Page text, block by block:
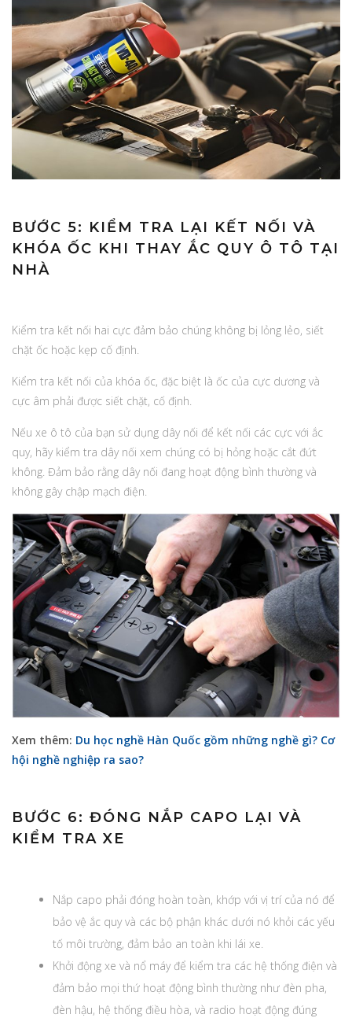
BƯỚC 5: KIỂM TRA LẠI KẾT NỐI VÀ
KHÓA ỐC KHI THAY ẮC QUY Ô TÔ TẠI
NHÀ
Kiểm tra kết nối hai cực đảm bảo chúng không bị lỏng lẻo, siết
chặt ốc hoặc kẹp cố định.
Kiểm tra kết nối của khóa ốc, đặc biệt là ốc của cực dương và
cực âm phải được siết chặt, cố định.
Nếu xe ô tô của bạn sử dụng dây nối để kết nối các cực với ắc
quy, hãy kiểm tra dây nối xem chúng có bị hỏng hoặc cắt đứt
không. Đảm bảo rằng dây nối đang hoạt động bình thường và
không gây chập mạch điện.
Xem thêm: Du học nghề Hàn Quốc gồm những nghề gì? Cơ
hội nghề nghiệp ra sao?
BƯỚC 6: ĐÓNG NẮP CAPO LẠI VÀ
KIỂM TRA XE
Nắp capo phải đóng hoàn toàn, khớp với vị trí của nó để
bảo vệ ắc quy và các bộ phận khác dưới nó khỏi các yếu
tố môi trường, đảm bảo an toàn khi lái xe.
Khởi động xe và nổ máy để kiểm tra các hệ thống điện và
đảm bảo mọi thứ hoạt động bình thường như đèn pha,
đèn hậu, hệ thống điều hòa, và radio hoạt động đúng